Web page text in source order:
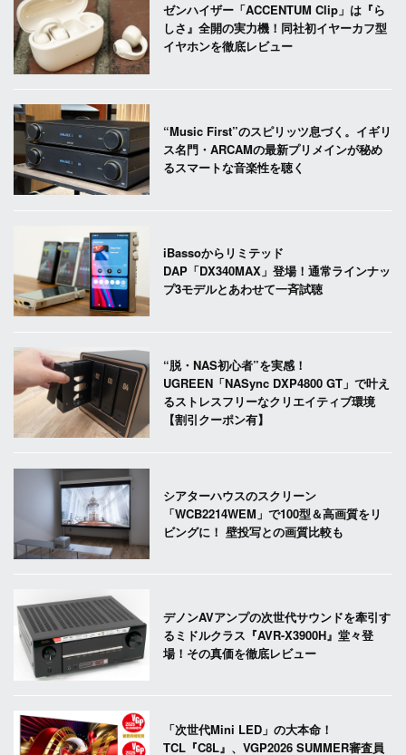
ゼンハイザー「ACCENTUM Clip」は『ら
しさ』全開の実力機！同社初イヤーカフ型
イヤホンを徹底レビュー
“Music First”のスピリッツ息づく。イギリ
ス名門・ARCAMの最新プリメインが秘め
るスマートな音楽性を聴く
iBassoからリミテッド
DAP「DX340MAX」登場！通常ラインナッ
プ3モデルとあわせて一斉試聴
“脱・NAS初心者”を実感！
UGREEN「NASync DXP4800 GT」で叶え
るストレスフリーなクリエイティブ環境
【割引クーポン有】
シアターハウスのスクリーン
「WCB2214WEM」で100型＆高画質をリ
ビングに！ 壁投写との画質比較も
デノンAVアンプの次世代サウンドを牽引す
るミドルクラス『AVR-X3900H』堂々登
場！その真価を徹底レビュー
「次世代Mini LED」の大本命！
TCL『C8L』、VGP2026 SUMMER審査員